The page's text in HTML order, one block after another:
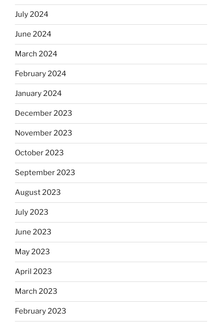
July 2024
June 2024
March 2024
February 2024
January 2024
December 2023
November 2023
October 2023
September 2023
August 2023
July 2023
June 2023
May 2023
April 2023
March 2023
February 2023